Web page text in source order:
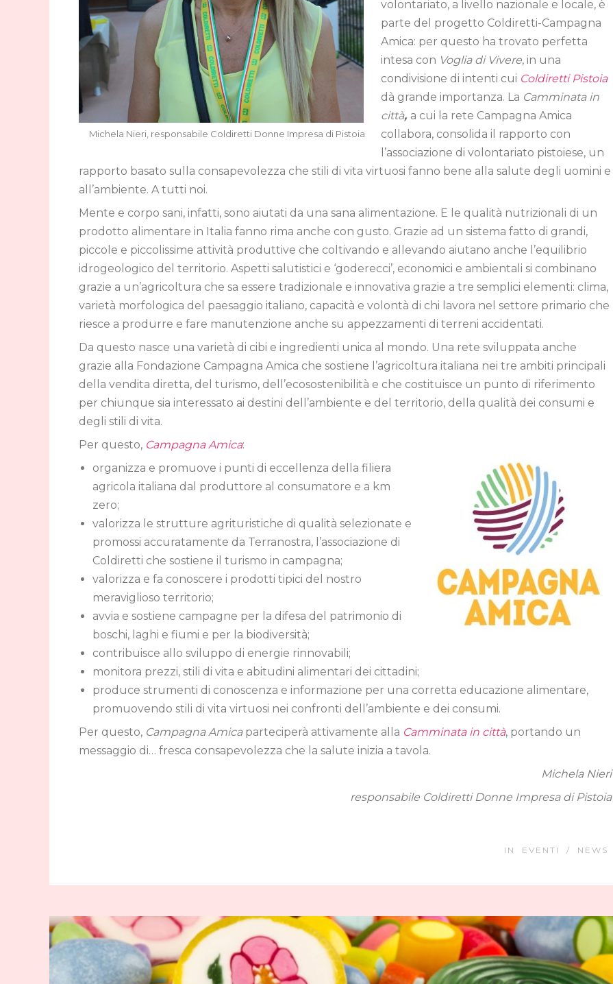
Michela Nieri, responsabile Coldiretti Donne Impresa di Pistoia
volontariato, a livello nazionale e locale, è
parte del progetto Coldiretti-Campagna
Amica: per questo ha trovato perfetta
intesa con Voglia di Vivere, in una
condivisione di intenti cui Coldiretti Pistoia
dà grande importanza. La Camminata in
città, a cui la rete Campagna Amica
collabora, consolida il rapporto con
l’associazione di volontariato pistoiese, un
rapporto basato sulla consapevolezza che stili di vita virtuosi fanno bene alla salute degli uomini e
all’ambiente. A tutti noi.
Mente e corpo sani, infatti, sono aiutati da una sana alimentazione. E le qualità nutrizionali di un
prodotto alimentare in Italia fanno rima anche con gusto. Grazie ad un sistema fatto di grandi,
piccole e piccolissime attività produttive che coltivando e allevando aiutano anche l’equilibrio
idrogeologico del territorio. Aspetti salutistici e ‘goderecci’, economici e ambientali si combinano
grazie a un’agricoltura che sa essere tradizionale e innovativa grazie a tre semplici elementi: clima,
varietà morfologica del paesaggio italiano, capacità e volontà di chi lavora nel settore primario che
riesce a produrre e fare manutenzione anche su appezzamenti di terreni accidentati.
Da questo nasce una varietà di cibi e ingredienti unica al mondo. Una rete sviluppata anche
grazie alla Fondazione Campagna Amica che sostiene l’agricoltura italiana nei tre ambiti principali
della vendita diretta, del turismo, dell’ecosostenibilità e che costituisce un punto di riferimento
per chiunque sia interessato ai destini dell’ambiente e del territorio, della qualità dei consumi e
degli stili di vita.
Per questo, Campagna Amica:
organizza e promuove i punti di eccellenza della filiera
agricola italiana dal produttore al consumatore e a km
zero;
valorizza le strutture agrituristiche di qualità selezionate e
promossi accuratamente da Terranostra, l’associazione di
Coldiretti che sostiene il turismo in campagna;
valorizza e fa conoscere i prodotti tipici del nostro
meraviglioso territorio;
avvia e sostiene campagne per la difesa del patrimonio di
boschi, laghi e fiumi e per la biodiversità;
contribuisce allo sviluppo di energie rinnovabili;
monitora prezzi, stili di vita e abitudini alimentari dei cittadini;
produce strumenti di conoscenza e informazione per una corretta educazione alimentare,
promuovendo stili di vita virtuosi nei confronti dell’ambiente e dei consumi.
Per questo, Campagna Amicaparteciperà attivamente alla Camminata in città, portando un
messaggio di… fresca consapevolezza che la salute inizia a tavola.
Michela Nieri
responsabile Coldiretti Donne Impresa di Pistoia
IN EVENTI / NEWS